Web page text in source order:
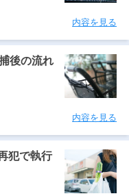
内容を見る
後の流れ
内容を見る
犯で執行